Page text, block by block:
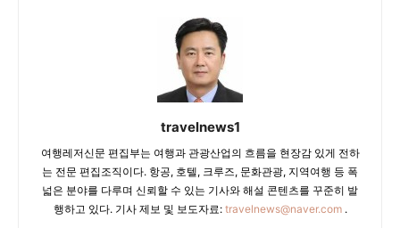
travelnews1
여행레저신문 편집부는 여행과 관광산업의 흐름을 현장감 있게 전하
는 전문 편집조직이다. 항공, 호텔, 크루즈, 문화관광, 지역여행 등 폭
넓은 분야를 다루며 신뢰할 수 있는 기사와 해설 콘텐츠를 꾸준히 발
행하고 있다. 기사 제보 및 보도자료: travelnews@naver.com.